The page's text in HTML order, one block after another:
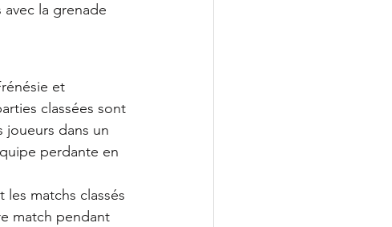
la grenade
et
classées sont
joueurs dans un
perdante en
matchs classés
match pendant